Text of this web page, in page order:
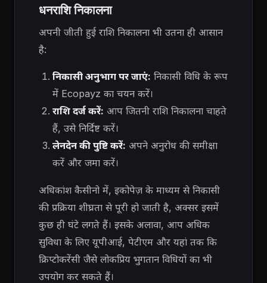
धनराशि निकालना
अपनी जीती हुई राशि निकालना भी उतना ही आसान
है:
निकासी अनुभाग पर जाएं: निकासी विधि के रूप
में Ecopayz का चयन करें।
राशि दर्ज करें: आप जितनी राशि निकालना चाहते
हैं, उसे निर्दिष्ट करें।
लेनदेन की पुष्टि करें: अपने अनुरोध की समीक्षा
करें और जमा करें।
अधिकांश कैसीनो में, इकोपेज़ के माध्यम से निकासी
की प्रक्रिया शीघ्रता से पूरी हो जाती है, अक्सर इसमें
कुछ ही घंटे लगते हैं। इसके अलावा, आप अधिक
सुविधा के लिए यूपीआई, पेटीएम और यहां तक ​​कि
क्रिप्टोकरेंसी जैसे लोकप्रिय भुगतान विधियों का भी
उपयोग कर सकते हैं।